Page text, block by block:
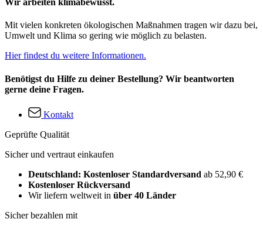
Wir arbeiten klimabewusst.
Mit vielen konkreten ökologischen Maßnahmen tragen wir dazu bei,
Umwelt und Klima so gering wie möglich zu belasten.
Hier findest du weitere Informationen.
Benötigst du Hilfe zu deiner Bestellung? Wir beantworten
gerne deine Fragen.
Kontakt
Geprüfte Qualität
Sicher und vertraut einkaufen
Deutschland: Kostenloser Standardversand ab 52,90 €
Kostenloser Rückversand
Wir liefern weltweit in über 40 Länder
Sicher bezahlen mit